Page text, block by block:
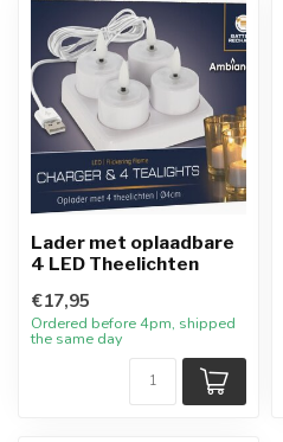
Lader met oplaadbare
4 LED Theelichten
€17,95
Ordered before 4pm, shipped
the same day